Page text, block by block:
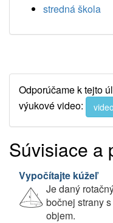
stredná škola
Odporúčame k tejto
výukové video:
Súvisiace a
Vypočítajte kúžeľ
Je daný
bočnej strany
objem.